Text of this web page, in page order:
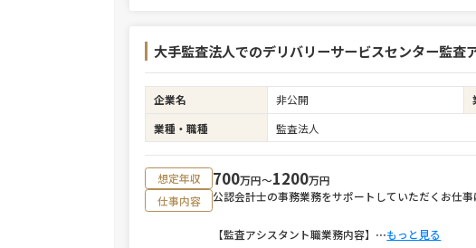
大手監査法人でのデリバリーサービスセンター監査
企業名 非公開
業種・職種
監査法人
想定年収 700万円〜1200万円
仕事内容
公認会計士の事務業務をサポートしていただくお仕
【監査アシスタント職業務内容】 ⋯もっと見る